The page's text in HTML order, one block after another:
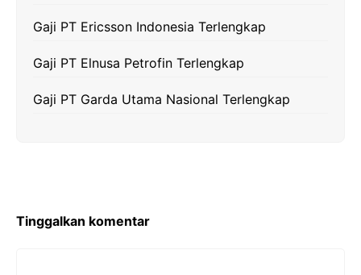
Gaji PT Ericsson Indonesia Terlengkap
Gaji PT Elnusa Petrofin Terlengkap
Gaji PT Garda Utama Nasional Terlengkap
Tinggalkan komentar